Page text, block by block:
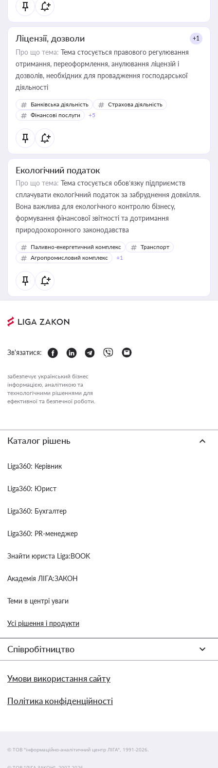
Ліцензії, дозволи +1
Про що тема: Тема стосується правового регулювання
отримання, переоформлення, анулювання ліцензій і
дозволів, необхідних для провадження господарської
діяльності
Банківська діяльність
Страхова діяльність
Фінансові послуги
+5
Екологічний податок
Про що тема: Тема стосується обов’язку підприємств
сплачувати екологічний податок за забруднення довкілля.
Вона важлива для екологічного контролю бізнесу,
формування фінансової звітності та дотримання
природоохоронного законодавства
Паливно-енергетичний комплекс
Транспорт
Агропромисловий комплекс
+1
Зв'язатися:
забезпечує український бізнес
інформацією, аналітикою та
технологічними рішеннями для
ефективної та безпечної роботи.
Каталог рішень
Liga360: Керівник
Liga360: Юрист
Liga360: Бухгалтер
Liga360: PR-менеджер
Знайти юриста Liga:BOOK
Академія ЛІГА:ЗАКОН
Теми в центрі уваги
Усі рішення і продукти
Співробітництво
Умови використання сайту
Політика конфіденційності
© ТОВ "інформаційно-аналітичний центр ЛІГА", 1991-2026.